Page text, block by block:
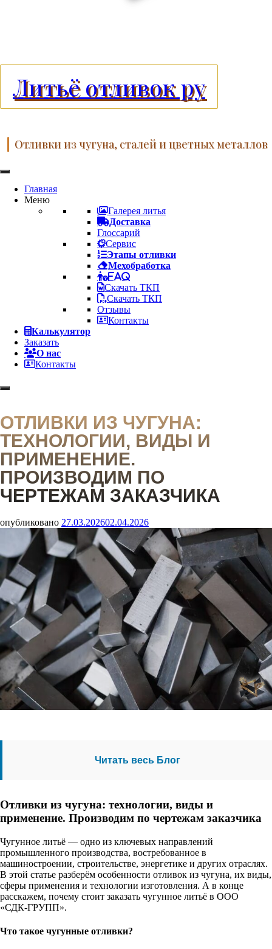
Литьё отливок ру
Отливки из чугуна, сталей и цветных металлов
Главная
Меню
Галерея литья
Доставка
Глоссарий
Сервис
Этапы отливки
Мехобработка
FAQ
Скачать ТКП
Скачать ТКП
Отзывы
Контакты
Калькулятор
Заказать
О нас
Контакты
ОТЛИВКИ ИЗ ЧУГУНА:
ТЕХНОЛОГИИ, ВИДЫ И
ПРИМЕНЕНИЕ.
ПРОИЗВОДИМ ПО
ЧЕРТЕЖАМ ЗАКАЗЧИКА
опубликовано 27.03.202602.04.2026
Читать весь Блог
Отливки из чугуна: технологии, виды и
применение. Производим по чертежам заказчика
Чугунное литьё — одно из ключевых направлений
промышленного производства, востребованное в
машиностроении, строительстве, энергетике и других отраслях.
В этой статье разберём особенности отливок из чугуна, их виды,
сферы применения и технологии изготовления. А в конце
расскажем, почему стоит заказать чугунное литьё в ООО
«СДК‑ГРУПП».
Что такое чугунные отливки?